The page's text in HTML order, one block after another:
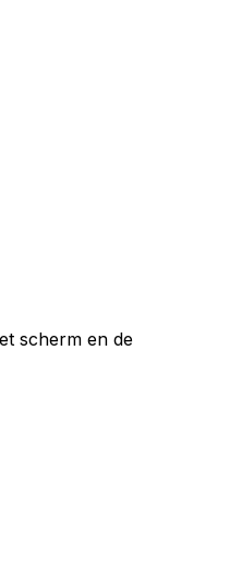
scherm en de